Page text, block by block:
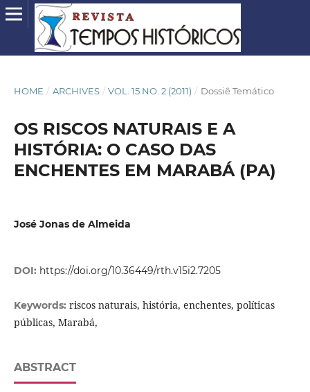
HOME / ARCHIVES / VOL. 15 NO. 2 (2011) / Dossiê Temático
OS RISCOS NATURAIS E A
HISTÓRIA: O CASO DAS
ENCHENTES EM MARABÁ (PA)
José Jonas de Almeida
DOI: https://doi.org/10.36449/rth.v15i2.7205
Keywords: riscos naturais, história, enchentes, políticas
públicas, Marabá,
ABSTRACT